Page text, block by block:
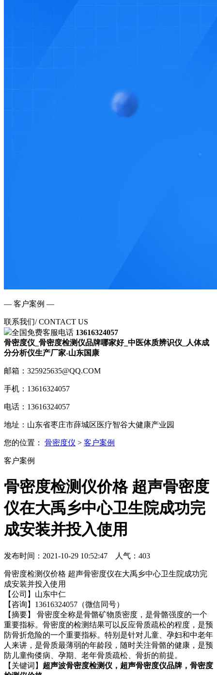
— 客户案例 —
联系我们/ CONTACT US
全国免费客服电话 13616324057
骨密度仪_骨密度检测仪品牌哪家好_中医体质辨识仪_人体成
分分析仪生产厂家-山东国康
邮箱：325925635@QQ.COM
手机：13616324057
电话：13616324057
地址：山东省枣庄市薛城区医疗智谷大健康产业园
您的位置： 骨密度仪 > 客户案例
客户案例
骨密度检测仪价格 超声骨密度
仪在大禹乡中心卫生院成功完
成安装并投入使用
发布时间：2021-10-29 10:52:47 人气： 403
骨密度检测仪价格 超声骨密度仪在大禹乡中心卫生院成功完
成安装并投入使用
【公司】山东中仁
【咨询】13616324057（微信同号）
【摘要】 骨密度全称是骨骼矿物质密度，是骨骼强度的一个
重要指标。骨密度的检测结果可以反应骨质疏松的程度，是预
防骨折危险的一个重要指标。特别是针对儿童、孕妇和中老年
人来讲，是骨质最薄弱的年龄段，随时关注骨骼的健康，是预
防儿童佝偻病、孕期、老年骨质疏松、骨折的前提。
【关键词】 超声波骨密度检测仪，超声骨密度仪品牌，骨密度